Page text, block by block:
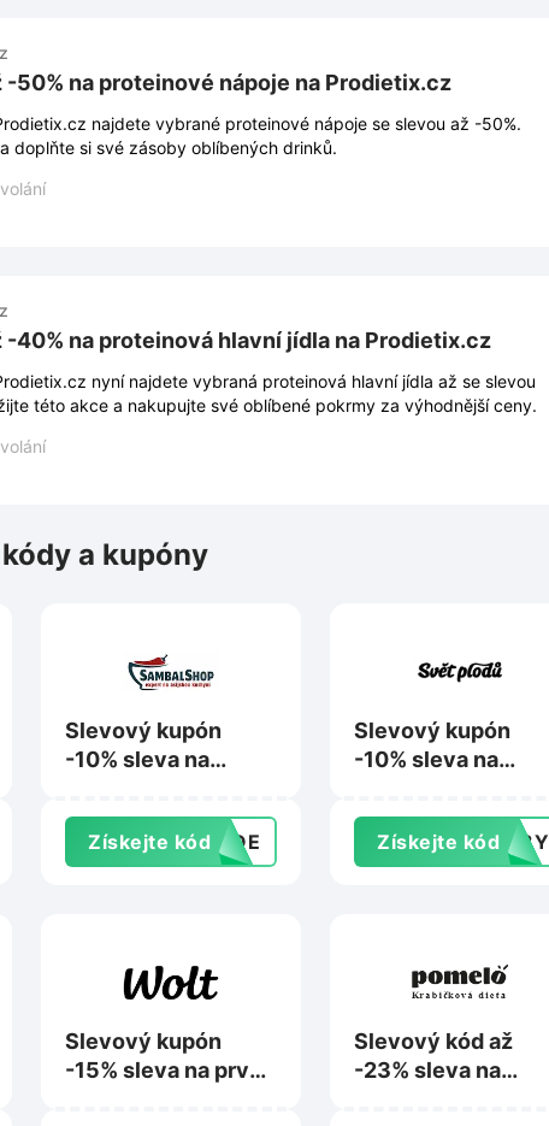
-50% na proteinové nápoje na Prodietix.cz
najdete vybrané proteinové nápoje se slevou až -50%.
doplňte si své zásoby oblíbených drinků.
-40% na proteinová hlavní jídla na Prodietix.cz
nyní najdete vybraná proteinová hlavní jídla až se slevou
této akce a nakupujte své oblíbené pokrmy za výhodnější ceny.
a kupóny
Slevový kupón
-10% sleva na
Sambalshop.cz
Získejte kódANQE
Slevový kupón
-10% sleva na
Svetplodu.cz
Získejte kód148Y
Slevový kupón
-15% sleva na první
Slevový kód až
-23% sleva na